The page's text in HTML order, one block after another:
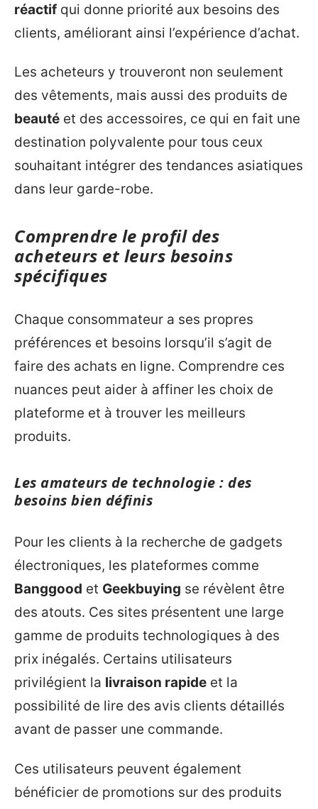
réactif qui donne priorité aux besoins des
clients, améliorant ainsi l’expérience d’achat.
Les acheteurs y trouveront non seulement
des vêtements, mais aussi des produits de
beauté et des accessoires, ce qui en fait une
destination polyvalente pour tous ceux
souhaitant intégrer des tendances asiatiques
dans leur garde-robe.
Comprendre le profil des
acheteurs et leurs besoins
spécifiques
Chaque consommateur a ses propres
préférences et besoins lorsqu’il s’agit de
faire des achats en ligne. Comprendre ces
nuances peut aider à affiner les choix de
plateforme et à trouver les meilleurs
produits.
Les amateurs de technologie : des
besoins bien définis
Pour les clients à la recherche de gadgets
électroniques, les plateformes comme
Banggood et Geekbuying se révèlent être
des atouts. Ces sites présentent une large
gamme de produits technologiques à des
prix inégalés. Certains utilisateurs
privilégient la livraison rapide et la
possibilité de lire des avis clients détaillés
avant de passer une commande.
Ces utilisateurs peuvent également
bénéficier de promotions sur des produits